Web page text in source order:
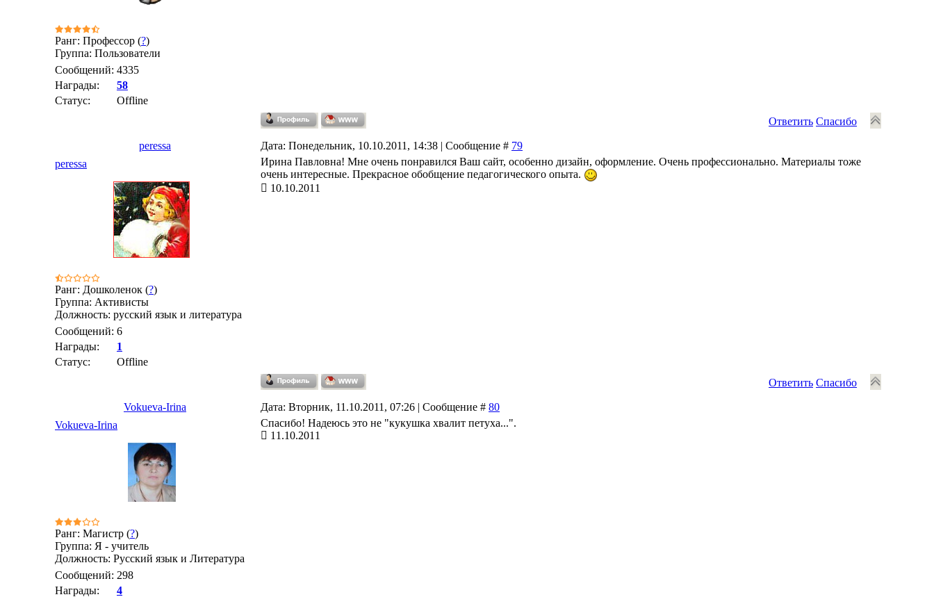
Ранг: Профессор (?)
Группа: Пользователи
Сообщений: 4335
Награды:
58
Статус:
Offline
Ответить Спасибо
peressa Дата: Понедельник, 10.10.2011, 14:38 | Сообщение # 79
peressa
Ранг: Дошколенок (?)
Группа: Активисты
Должность: русский язык и литература
Сообщений: 6
Награды:
1
Статус:
Offline
Ирина Павловна! Мне очень понравился Ваш сайт, особенно дизайн, оформление. Очень профессионально. Материалы тоже
очень интересные. Прекрасное обобщение педагогического опыта.
10.10.2011
Ответить Спасибо
Vokueva-Irina Дата: Вторник, 11.10.2011, 07:26 | Сообщение # 80
Vokueva-Irina
Ранг: Магистр (?)
Группа: Я - учитель
Должность: Русский язык и Литература
Сообщений: 298
Награды:
4
Спасибо! Надеюсь это не "кукушка хвалит петуха...".
11.10.2011